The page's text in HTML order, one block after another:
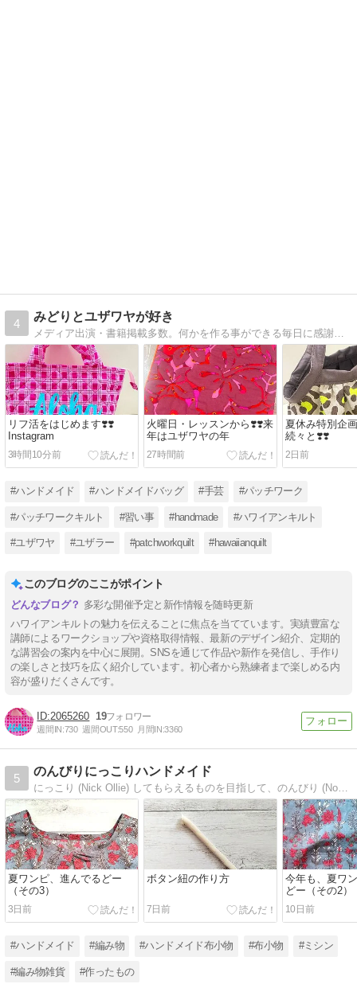
4
みどりとユザワヤが好き
リフ活をはじめます❣️❣️
Instagram
3時間10分前
火曜日・レッスンから❣️❣️来
年はユザワヤの年
27時間前
夏休み特別企
続々と❣️❣️
2日前
#ハンドメイド #ハンドメイドバッグ #手芸 #パッチワーク
#パッチワークキルト #習い事 #handmade #ハワイアンキルト
#ユザワヤ #ユザラー #patchworkquilt #hawaiianquilt
このブログのここがポイント
多彩な開催予定と新作情報を随時更新
ハワイアンキルトの魅力を伝えることに焦点を当てています。実績豊富な
講師によるワークショップや資格取得情報、最新のデザイン紹介、定期的
な講習会の案内を中心に展開。SNSを通じて作品や新作を発信し、手作り
の楽しさと技巧を広く紹介しています。初心者から熟練者まで楽しめる内
容が盛りだくさんです。
2065260 19
週間IN:730 週間OUT:550 月間IN:3360
5
のんびりにっこりハンドメイド
にっこり (Nick Ollie) してもらえるものを目指して、のんびり (Non Billy) 楽しく、布小物をハンドメイドしています。
夏ワンピ、進んでるどー
（その3）
3日前
ボタン紐の作り方
7日前
今年も、夏ワ
どー（その2）
10日前
#ハンドメイド #編み物 #ハンドメイド布小物 #布小物 #ミシン
#編み物雑貨 #作ったもの